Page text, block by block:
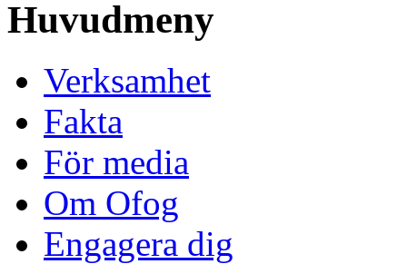
Huvudmeny
Verksamhet
Fakta
För media
Om Ofog
Engagera dig